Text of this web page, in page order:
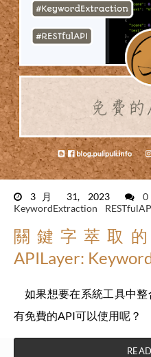
3月 31, 2023 0
KeywordExtraction
關鍵字萃取的
APILayer:
如果想要在系統工具中
有免費的API可以使用呢？